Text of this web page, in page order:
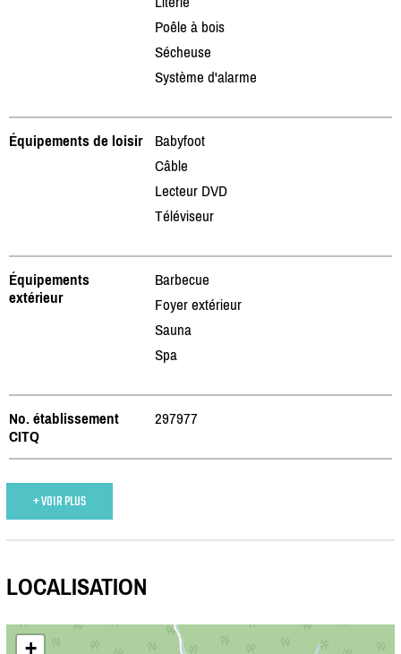
Poêle à bois
Sécheuse
Système d'alarme
Équipements de loisir
Babyfoot
Câble
Lecteur DVD
Téléviseur
Équipements
extérieur
Barbecue
Foyer extérieur
Sauna
Spa
No. établissement
CITQ
297977
+ VOIR PLUS
LOCALISATION
+